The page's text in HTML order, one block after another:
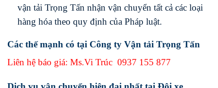
vận tải Trọng Tấn nhận vận chuyển tất cả các loại
hàng hóa theo quy định của Pháp luật.
Các thế mạnh có tại Công ty Vận tải Trọng Tấn
Liên hệ báo giá: Ms.Vi Trúc 0937 155 877